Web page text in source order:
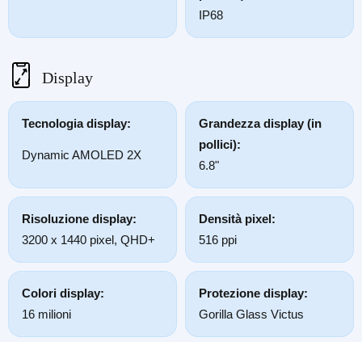
IP68
Display
Tecnologia display:
Dynamic AMOLED 2X
Grandezza display (in
pollici):
6.8"
Risoluzione display:
3200 x 1440 pixel, QHD+
Densità pixel:
516 ppi
Colori display:
16 milioni
Protezione display:
Gorilla Glass Victus